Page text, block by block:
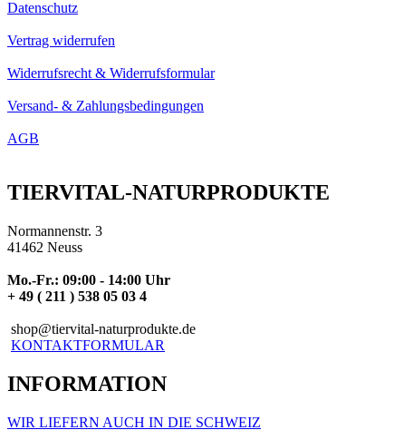
Datenschutz
Vertrag widerrufen
Widerrufsrecht & Widerrufsformular
Versand- & Zahlungsbedingungen
AGB
TIERVITAL-NATURPRODUKTE
Normannenstr. 3
41462 Neuss
Mo.-Fr.: 09:00 - 14:00 Uhr
+ 49 ( 211 ) 538 05 03 4
shop@tiervital-naturprodukte.de
KONTAKTFORMULAR
INFORMATION
WIR LIEFERN AUCH IN DIE SCHWEIZ